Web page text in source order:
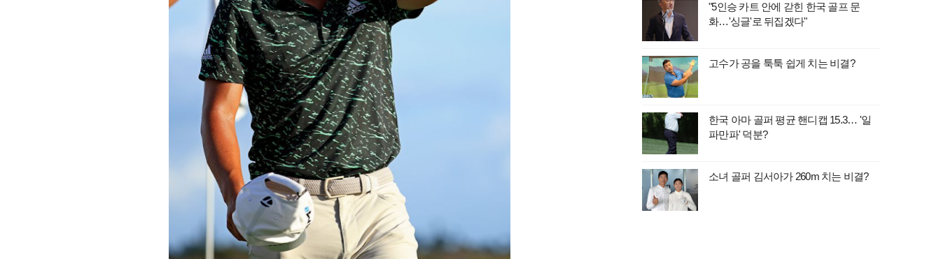
"5인승 카트 안에 갇힌 한국 골프 문
화…'싱글'로 뒤집겠다"
고수가 공을 툭툭 쉽게 치는 비결?
한국 아마 골퍼 평균 핸디캡 15.3… '일
파만파' 덕분?
소녀 골퍼 김서아가 260m 치는 비결?